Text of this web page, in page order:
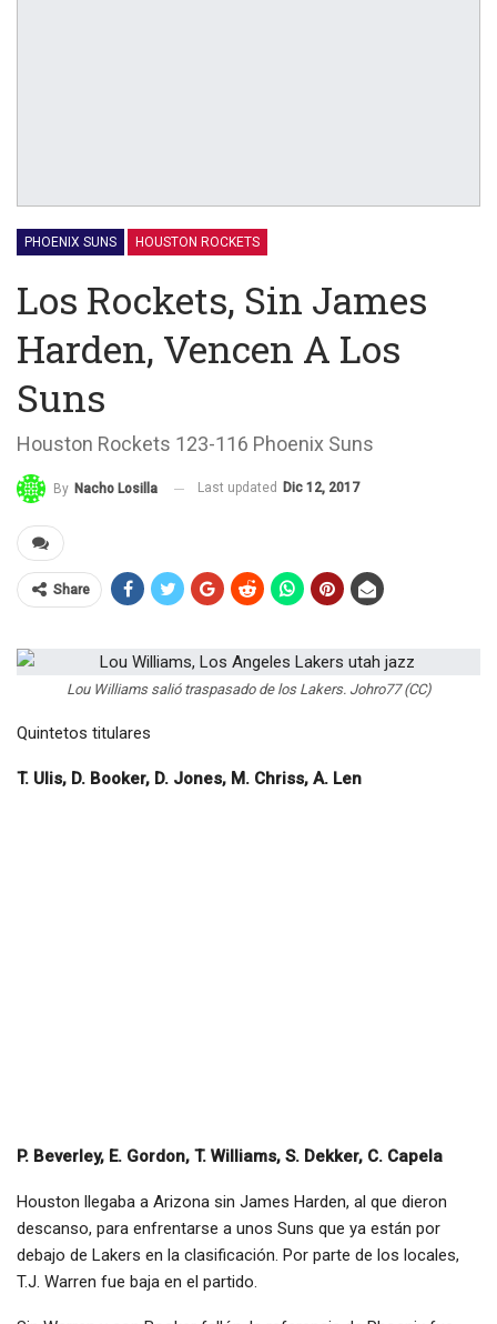
PHOENIX SUNS HOUSTON ROCKETS
Los Rockets, Sin James
Harden, Vencen A Los
Suns
Houston Rockets 123-116 Phoenix Suns
By Nacho Losilla Last updated Dic 12, 2017
Share
Lou Williams salió traspasado de los Lakers. Johro77 (CC)
Quintetos titulares
T. Ulis, D. Booker, D. Jones, M. Chriss, A. Len
P. Beverley, E. Gordon, T. Williams, S. Dekker, C. Capela
Houston llegaba a Arizona sin James Harden, al que dieron
descanso, para enfrentarse a unos Suns que ya están por
debajo de Lakers en la clasificación. Por parte de los locales,
T.J. Warren fue baja en el partido.